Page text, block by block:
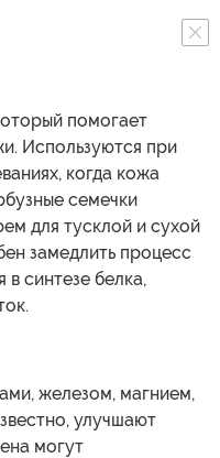
помогает
Используются при
когда кожа
семечки
для тусклой и сухой
замедлить процесс
в синтезе белка,
железом, магнием,
улучшают
могут